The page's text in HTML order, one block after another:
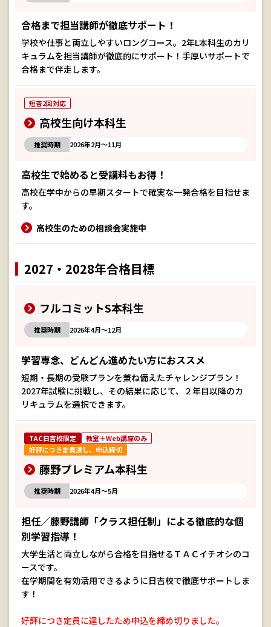
合格まで担当講師が徹底サポート！
学校や仕事と両立しやすいロングコース。2年L本科生のカリ
キュラムを担当講師が徹底的にサポート！手厚いサポートで
合格まで伴走します。
短答2回対応
高校生向け本科生
推奨時期 2026年2月～11月
高校生で始めると受講料もお得！
高校在学中からの早期スタートで確実な一発合格を目指せま
す。
高校生のための相談会実施中
2027・2028年合格目標
フルコミットS本科生
推奨時期 2026年4月～12月
学習専念、どんどん進めたい方におススメ
短期・長期の受験プランを兼ね備えたチャレンジプラン！
2027年試験に挑戦し、その結果に応じて、２年目以降のカ
リキュラムを選択できます。
TAC日吉校限定
教室＋Web講座のみ
好評につき定員達し、申込締切
藤野プレミアム本科生
推奨時期 2026年4月～5月
担任／藤野講師「クラス担任制」による徹底的な個
別学習指導！
大学生活と両立しながら合格を目指せるＴＡＣイチオシのコ
ースです。
在学期間を有効活用できるように日吉校で徹底サポートしま
す！
好評につき定員に達したため申込を締め切りました。